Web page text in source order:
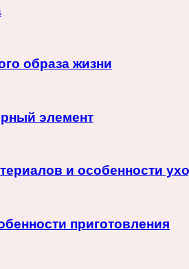
образа жизни
элемент
и особенности
приготовления